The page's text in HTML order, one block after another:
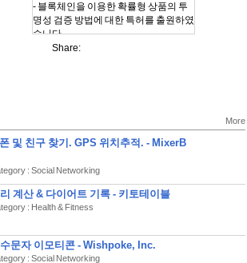
- 블록체인을 이용한 확률형 상품의 투
명성 검증 방법에 대한 특허를 출원하였
습니다.
- 표면적으로 하는 약속이 아닌 실제로
을 통해 모든 상품 가격이 박스 가격 이
- 원가가 지나치게 낮은 화장품은 지양
이루어져 있습니다.
- 실시간 언박싱되는 현황을 보며 기회
를 노리고 두손모아 도전!!
- 높은금액 상품에 당첨되었다면 언박
Share:
More
및 친구 찾기. GPS 위치추적. - MixerB
: Social Networking
계산 & 다이어트 기록 - 키토테이블
: Health & Fitness
문자 이모티콘 - Wishpoke, Inc.
: Social Networking